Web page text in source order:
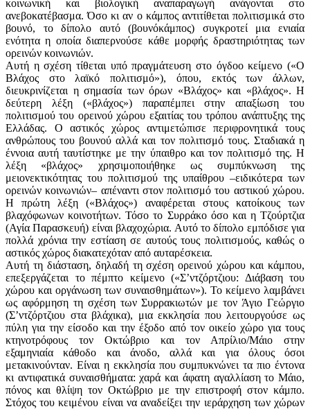
κοινωνική και βιολογική αναπαραγωγή ανάγονται στο
ανεβοκατέβασμα. Όσο κι αν ο κάμπος αντιτίθεται πολιτισμικά στο
βουνό, το δίπολο αυτό (βουνόκάμπος) συγκροτεί μια ενιαία
ενότητα η οποία διαπερνούσε κάθε μορφής δραστηριότητας των
ορεινών κοινωνιών.
Αυτή η σχέση τίθεται υπό πραγμάτευση στο όγδοο κείμενο («Ο
Βλάχος στο λαϊκό πολιτισμό»), όπου, εκτός των άλλων,
διευκρινίζεται η σημασία των όρων «Βλάχος» και «βλάχος». Η
δεύτερη λέξη («βλάχος») παραπέμπει στην απαξίωση του
πολιτισμού του ορεινού χώρου εξαιτίας του τρόπου ανάπτυξης της
Ελλάδας. Ο αστικός χώρος αντιμετώπισε περιφρονητικά τους
ανθρώπους του βουνού αλλά και τον πολιτισμό τους. Σταδιακά η
έννοια αυτή ταυτίστηκε με την ύπαιθρο και τον πολιτισμό της. Η
λέξη «βλάχος» χρησιμοποιήθηκε ως συμπύκνωση της
μειονεκτικότητας του πολιτισμού της υπαίθρου –ειδικότερα των
ορεινών κοινωνιών– απέναντι στον πολιτισμό του αστικού χώρου.
Η πρώτη λέξη («Βλάχος») αναφέρεται στους κατοίκους των
βλαχόφωνων κοινοτήτων. Τόσο το Συρράκο όσο και η Τζούρτζια
(Αγία Παρασκευή) είναι βλαχοχώρια. Αυτό το δίπολο εμπόδισε για
πολλά χρόνια την εστίαση σε αυτούς τους πολιτισμούς, καθώς ο
αστικός χώρος διακατεχόταν από αυταρέσκεια.
Αυτή τη διάσταση, δηλαδή τη σχέση ορεινού χώρου και κάμπου,
επεξεργάζεται το πέμπτο κείμενο («Σ’ντζόρτζιου: Διάβαση του
χώρου και οργάνωση των συναισθημάτων»). Το κείμενο λαμβάνει
ως αφόρμηση τη σχέση των Συρρακιωτών με τον Άγιο Γεώργιο
(Σ’ντζόρτζιου στα βλάχικα), μια εκκλησία που λειτουργούσε ως
πύλη για την είσοδο και την έξοδο από τον οικείο χώρο για τους
κτηνοτρόφους τον Οκτώβριο και τον Απρίλιο/Μάιο στην
εξαμηνιαία κάθοδο και άνοδο, αλλά και για όλους όσοι
μετακινούνταν. Είναι η εκκλησία που συμπυκνώνει τα πιο έντονα
κι αντιφατικά συναισθήματα: χαρά και άφατη αγαλλίαση το Μάιο,
πόνος και θλίψη τον Οκτώβριο με την επιστροφή στον κάμπο.
Στόχος του κειμένου είναι να αναδείξει την ιεράρχηση των χώρων